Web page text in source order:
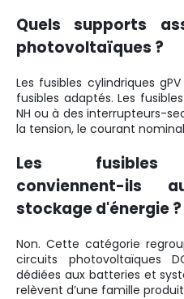
Quels supports
photovoltaïques ?
Les fusibles cylindriques
fusibles adaptés. Les
NH ou à des interrupteurs-
la tension, le courant
Les fusibles
conviennent-ils
stockage d'énergie ?
Non. Cette catégorie
circuits photovoltaïques
dédiées aux batteries et
relèvent d’une famille